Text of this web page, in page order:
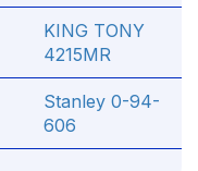
KING TONY
4215MR
Stanley 0-94-
606